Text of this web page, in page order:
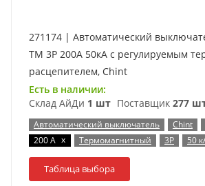
271174 | Автоматический
TM 3P 200А 50кА с регулируемым
расцепителем, Chint
Есть в наличии:
Склад АйДи 1 шт Поставщик 277
Автоматический выключатель Chint
200 А x Термомагнитный 3P 50
Таблица выбора